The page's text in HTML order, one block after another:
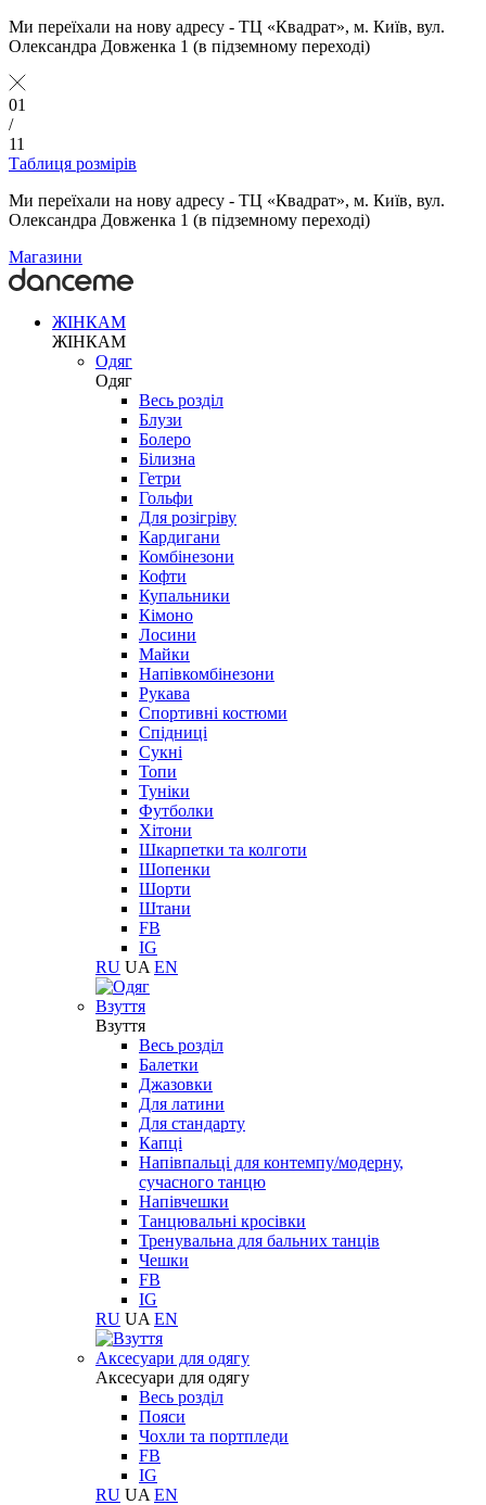
Ми переїхали на нову адресу - ТЦ «Квадрат», м. Київ, вул.
Олександра Довженка 1 (в підземному переході)
01
/
11
Таблиця розмірів
Ми переїхали на нову адресу - ТЦ «Квадрат», м. Київ, вул.
Олександра Довженка 1 (в підземному переході)
Магазини
ЖІНКАМ
ЖІНКАМ
Одяг
Одяг
Весь розділ
Блузи
Болеро
Білизна
Гетри
Гольфи
Для розігріву
Кардигани
Комбінезони
Кофти
Купальники
Кімоно
Лосини
Майки
Напівкомбінезони
Рукава
Спортивні костюми
Спідниці
Сукні
Топи
Туніки
Футболки
Хітони
Шкарпетки та колготи
Шопенки
Шорти
Штани
FB
IG
RU UA EN
Взуття
Взуття
Весь розділ
Балетки
Джазовки
Для латини
Для стандарту
Капці
Напівпальці для контемпу/модерну,
сучасного танцю
Напівчешки
Танцювальні кросівки
Тренувальна для бальних танців
Чешки
FB
IG
RU UA EN
Aксесуари для одягу
Aксесуари для одягу
Весь розділ
Пояси
Чохли та портпледи
FB
IG
RU UA EN